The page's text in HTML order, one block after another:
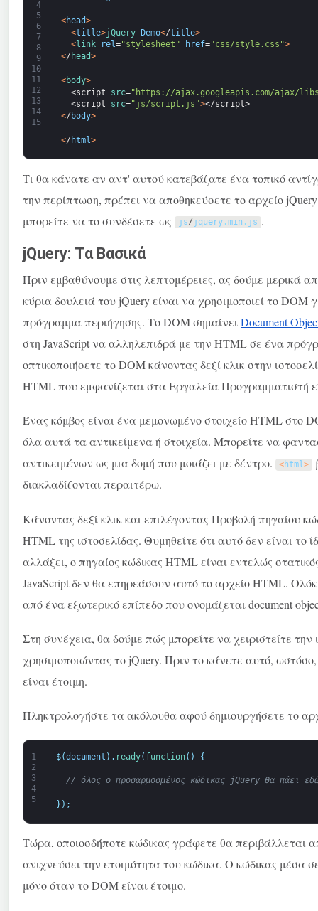
4
5
6
7
8
9
10
11
12
13
14
15
<head>
<title>jQuery Demo</title>
<link rel="stylesheet" href="css/style.css">
</ head>
<body>
<script
src="https://ajax.googleapis.com/ajax/
<script
src="js/script.js"></script>
</ body>
</ html >
Τι θα κάνατε αν αντ' αυτού κατεβάζατε ένα τοπικό
την περίπτωση, πρέπει να αποθηκεύσετε το αρχείο
μπορείτε να το συνδέσετε ως
js/jquery.min . js .
jQuery: Τα Βασικά
Πριν εμβαθύνουμε στις λεπτομέρειες, ας δούμε μερικά
κύρια δουλειά του jQuery είναι να χρησιμοποιεί το DOM
πρόγραμμα περιήγησης. Το DOM σημαίνειDocument
στη JavaScript να αλληλεπιδρά με την HTML σε ένα
οπτικοποιήσετε το DOM κάνοντας δεξί κλικ στην
HTML που εμφανίζεται στα Εργαλεία Προγραμματιστή
Ένας κόμβος είναι ένα μεμονωμένο στοιχείο HTML στο
όλα αυτά τα αντικείμενα ή στοιχεία. Μπορείτε να
αντικειμένων ως μια δομή που μοιάζει με δέντρο.
<html>
διακλαδίζονται περαιτέρω.
Κάνοντας δεξί κλικ και επιλέγοντας Προβολή πηγαίου
HTML της ιστοσελίδας. Θυμηθείτε ότι αυτό δεν είναι
αλλάξει, ο πηγαίος κώδικας HTML είναι εντελώς
JavaScript δεν θα επηρεάσουν αυτό το αρχείο HTML.
από ένα εξωτερικό επίπεδο που ονομάζεται document
Στη συνέχεια, θα δούμε πώς μπορείτε να χειριστείτε την
χρησιμοποιώντας το jQuery. Πριν το κάνετε αυτό,
είναι έτοιμη.
Πληκτρολογήστε τα ακόλουθα αφού δημιουργήσετε το
1
2
3
4
5
$(document ) . ready( function( ) {
// όλος ο προσαρμοσμένος κώδικας jQuery θα πάει
} ) ;
Τώρα, οποιοσδήποτε κώδικας γράφετε θα περιβάλλεται
ανιχνεύσει την ετοιμότητα του κώδικα. Ο κώδικας μέσα
μόνο όταν το DOM είναι έτοιμο.